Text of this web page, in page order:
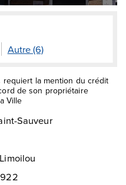
Autre (6)
la mention du crédit
de son propriétaire
Ville
Sauveur